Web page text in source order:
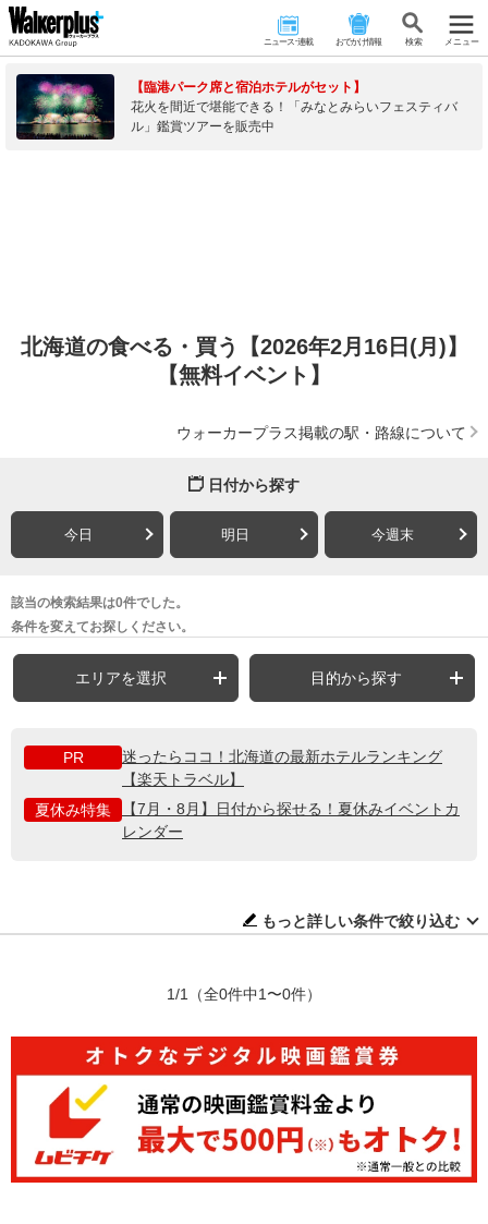
ニュース･連載 おでかけ情報 検 索 メニュー
【臨港パーク席と宿泊ホテルがセット】
花火を間近で堪能できる！「みなとみらいフェスティバ
ル」鑑賞ツアーを販売中
北海道の食べる・買う【2026年2月16日(月)】
【無料イベント】
ウォーカープラス掲載の駅・路線について
日付から探す
今日 明日 今週末
該当の検索結果は0件でした。
条件を変えてお探しください。
エリアを選択 目的から探す
PR
迷ったらココ！北海道の最新ホテルランキング
【楽天トラベル】
夏休み特集
【7月・8月】日付から探せる！夏休みイベントカ
レンダー
もっと詳しい条件で絞り込む
1/1 （全0件中1〜0件）